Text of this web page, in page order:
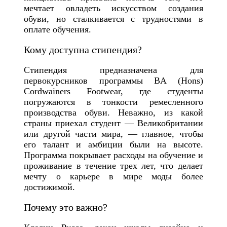
мечтает овладеть искусством создания
обуви, но сталкивается с трудностями в
оплате обучения.
Кому доступна стипендия?
Стипендия предназначена для
первокурсников программы BA (Hons)
Cordwainers Footwear, где студенты
погружаются в тонкости ремесленного
производства обуви. Неважно, из какой
страны приехал студент — Великобритании
или другой части мира, — главное, чтобы
его талант и амбиции были на высоте.
Программа покрывает расходы на обучение и
проживание в течение трех лет, что делает
мечту о карьере в мире моды более
достижимой.
Почему это важно?